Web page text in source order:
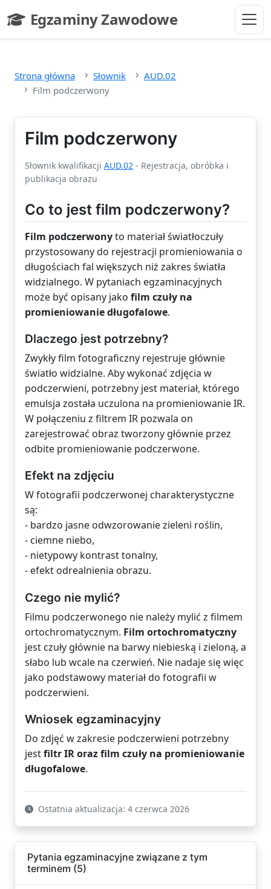
Egzaminy Zawodowe
- strona główna
Strona główna Słownik
AUD.02
Film podczerwony
Film podczerwony
Słownik kwalifikacji AUD.02 - Rejestracja, obróbka i
publikacja obrazu
Co to jest film podczerwony?
Film podczerwonyto materiał światłoczuły
przystosowany do rejestracji promieniowania o
długościach fal większych niż zakres światła
widzialnego. W pytaniach egzaminacyjnych
może być opisany jako film czuły na
promieniowanie długofalowe.
Dlaczego jest potrzebny?
Zwykły film fotograficzny rejestruje głównie
światło widzialne. Aby wykonać zdjęcia w
podczerwieni, potrzebny jest materiał, którego
emulsja została uczulona na promieniowanie IR.
W połączeniu z filtrem IR pozwala on
zarejestrować obraz tworzony głównie przez
odbite promieniowanie podczerwone.
Efekt na zdjęciu
W fotografii podczerwonej charakterystyczne
są:
- bardzo jasne odwzorowanie zieleni roślin,
- ciemne niebo,
- nietypowy kontrast tonalny,
- efekt odrealnienia obrazu.
Czego nie mylić?
Filmu podczerwonego nie należy mylić z filmem
ortochromatycznym. Film ortochromatyczny
jest czuły głównie na barwy niebieską i zieloną, a
słabo lub wcale na czerwień. Nie nadaje się więc
jako podstawowy materiał do fotografii w
podczerwieni.
Wniosek egzaminacyjny
Do zdjęć w zakresie podczerwieni potrzebny
jestfiltr IR oraz film czuły na promieniowanie
długofalowe.
Ostatnia aktualizacja: 4 czerwca 2026
Pytania egzaminacyjne związane z tym
terminem (5)